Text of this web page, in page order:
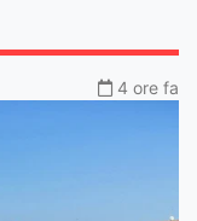
4 ore fa